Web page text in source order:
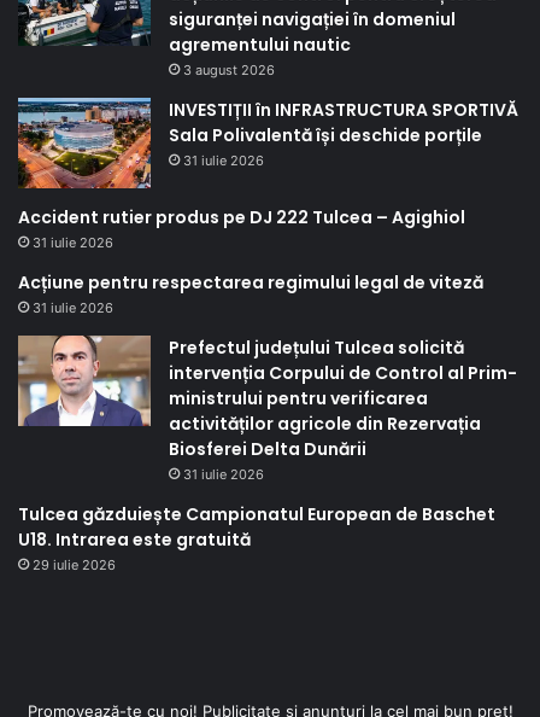
siguranței navigației în domeniul
agrementului nautic
3 august 2026
INVESTIȚII în INFRASTRUCTURA SPORTIVĂ
Sala Polivalentă își deschide porțile
31 iulie 2026
Accident rutier produs pe DJ 222 Tulcea – Agighiol
31 iulie 2026
Acțiune pentru respectarea regimului legal de viteză
31 iulie 2026
Prefectul județului Tulcea solicită
intervenția Corpului de Control al Prim-
ministrului pentru verificarea
activităților agricole din Rezervația
Biosferei Delta Dunării
31 iulie 2026
Tulcea găzduiește Campionatul European de Baschet
U18. Intrarea este gratuită
29 iulie 2026
Promovează-te cu noi! Publicitate și anunțuri la cel mai bun preț!